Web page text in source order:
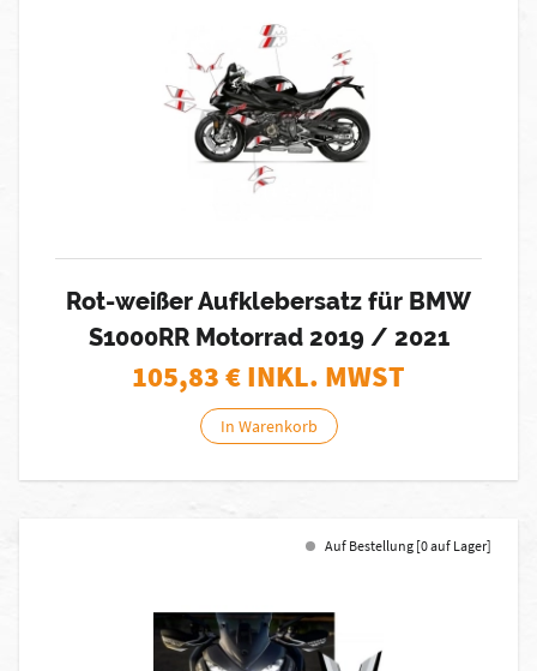
Rot-weißer Aufklebersatz für BMW
S1000RR Motorrad 2019 / 2021
105,83€ INKL. MWST
In Warenkorb
Auf Bestellung [0 auf Lager]